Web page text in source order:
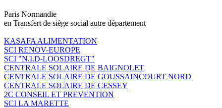
Paris Normandie
en Transfert de siège social autre département
KASAFA ALIMENTATION
SCI RENOV-EUROPE
SCI "N.I.D-LOOSDREGT"
CENTRALE SOLAIRE DE BAIGNOLET
CENTRALE SOLAIRE DE GOUSSAINCOURT NORD
CENTRALE SOLAIRE DE CESSEY
2C CONSEIL ET PREVENTION
SCI LA MARETTE